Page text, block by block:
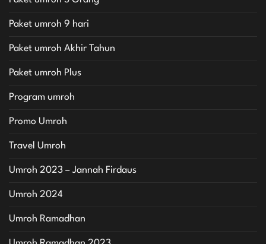
Paket umroh 9 hari
Paket umroh Akhir Tahun
Paket umroh Plus
Program umroh
Promo Umroh
Travel Umroh
Umroh 2023 – Jannah Firdaus
Umroh 2024
Umroh Ramadhan